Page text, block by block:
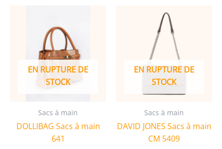
EN RUPTURE DE
STOCK
Sacs à main
DOLLIBAG Sacs à main
641
EN RUPTURE DE
STOCK
Sacs à main
DAVID JONES Sacs à main
CM 5409